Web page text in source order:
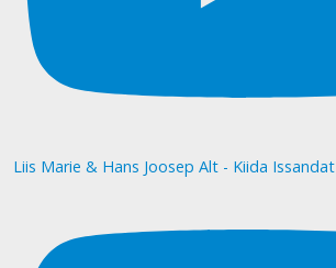
Liis Marie & Hans Joosep Alt - Kiida Issandat